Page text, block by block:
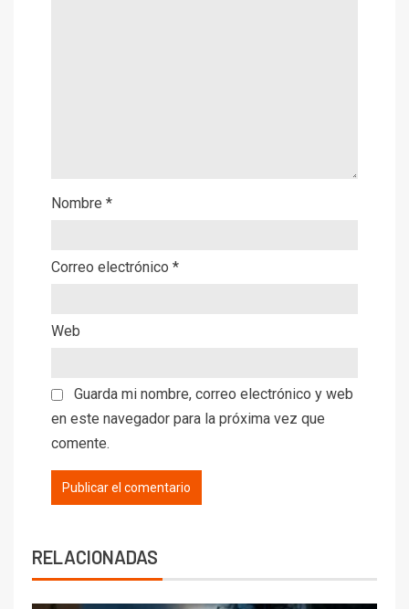
Nombre *
Correo electrónico *
Web
Guarda mi nombre, correo electrónico y web
en este navegador para la próxima vez que
comente.
RELACIONADAS